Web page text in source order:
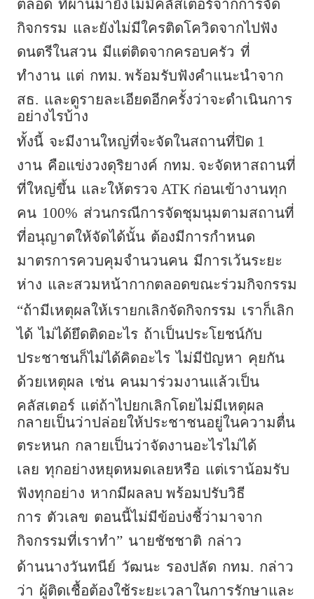
ตลอด ที่ผ่านมายังไม่มีคลัสเตอร์จากการจัด
กิจกรรม และยังไม่มีใครติดโควิดจากไปฟัง
ดนตรีในสวน มีแต่ติดจากครอบครัว ที่
ทำงาน แต่ กทม. พร้อมรับฟังคำแนะนำจาก
สธ. และดูรายละเอียดอีกครั้งว่าจะดำเนินการ
อย่างไรบ้าง
ทั้งนี้ จะมีงานใหญ่ที่จะจัดในสถานที่ปิด 1
งาน คือแข่งวงดุริยางค์ กทม. จะจัดหาสถานที่
ที่ใหญ่ขึ้น และให้ตรวจ ATK ก่อนเข้างานทุก
คน 100% ส่วนกรณีการจัดชุมนุมตามสถานที่
ที่อนุญาตให้จัดได้นั้น ต้องมีการกำหนด
มาตรการควบคุมจำนวนคน มีการเว้นระยะ
ห่าง และสวมหน้ากากตลอดขณะร่วมกิจกรรม
“ถ้ามีเหตุผลให้เรายกเลิกจัดกิจกรรม เราก็เลิก
ได้ ไม่ได้ยึดติดอะไร ถ้าเป็นประโยชน์กับ
ประชาชนก็ไม่ได้คิดอะไร ไม่มีปัญหา คุยกัน
ด้วยเหตุผล เช่น คนมาร่วมงานแล้วเป็น
คลัสเตอร์ แต่ถ้าไปยกเลิกโดยไม่มีเหตุผล
กลายเป็นว่าปล่อยให้ประชาชนอยู่ในความตื่น
ตระหนก กลายเป็นว่าจัดงานอะไรไม่ได้
เลย ทุกอย่างหยุดหมดเลยหรือ แต่เราน้อมรับ
ฟังทุกอย่าง หากมีผลลบ พร้อมปรับวิธี
การ ตัวเลข ตอนนี้ไม่มีข้อบ่งชี้ว่ามาจาก
กิจกรรมที่เราทำ” นายชัชชาติ กล่าว
ด้านนางวันทนีย์ วัฒนะ รองปลัด กทม. กล่าว
ว่า ผู้ติดเชื้อต้องใช้ระยะเวลาในการรักษาและ